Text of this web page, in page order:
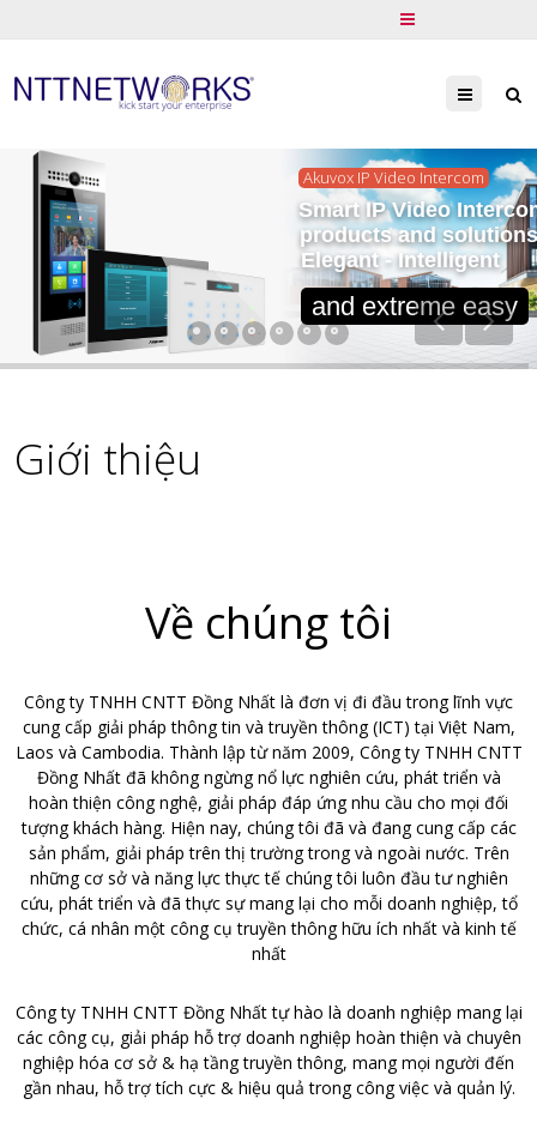
Menu
Akuvox IP Video Intercom
Smart IP Video
products and solutions
Elegant - Intelligent
and extreme easy
Giới thiệu
Về chúng tôi
Công ty TNHH CNTT Đồng Nhất là đơn vị đi đầu trong lĩnh vực
cung cấp giải pháp thông tin và truyền thông (ICT) tại Việt Nam,
Laos và Cambodia. Thành lập từ năm 2009, Công ty TNHH CNTT
Đồng Nhất đã không ngừng nổ lực nghiên cứu, phát triển và
hoàn thiện công nghệ, giải pháp đáp ứng nhu cầu cho mọi đối
tượng khách hàng. Hiện nay, chúng tôi đã và đang cung cấp các
sản phẩm, giải pháp trên thị trường trong và ngoài nước. Trên
những cơ sở và năng lực thực tế chúng tôi luôn đầu tư nghiên
cứu, phát triển và đã thực sự mang lại cho mỗi doanh nghiệp, tổ
chức, cá nhân một công cụ truyền thông hữu ích nhất và kinh tế
nhất
Công ty TNHH CNTT Đồng Nhất tự hào là doanh nghiệp mang lại
các công cụ, giải pháp hỗ trợ doanh nghiệp hoàn thiện và chuyên
nghiệp hóa cơ sở & hạ tầng truyền thông, mang mọi người đến
gần nhau, hỗ trợ tích cực & hiệu quả trong công việc và quản lý.